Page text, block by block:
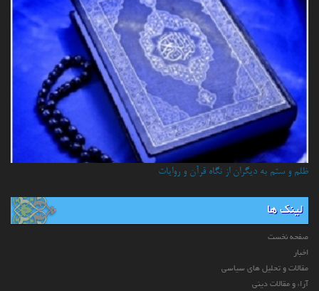
ظلم و ستم به دیگران از نگاه قرآن و روایات
لینک ها
صفحه نخست
اخبار
مقالات و تحلیل های سیاسی
آراء و مقالات دینی